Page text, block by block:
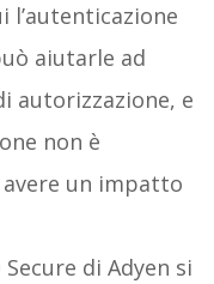
l’autenticazione
aiutarle ad
autorizzazione, e
non è
un impatto
di Adyen si